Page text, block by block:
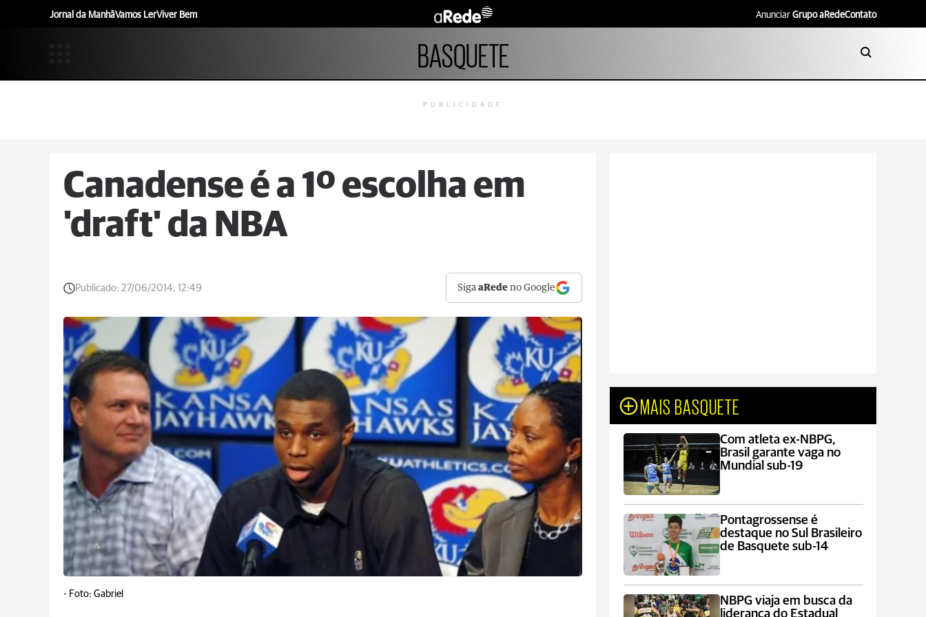
Jornal da ManhãVamos LerViver Bem Anunciar Grupo aRedeContato
BASQUETE
PUBLICIDADE
Canadense é a 1º escolha em
'draft' da NBA
Publicado: 27/06/2014, 12:49 SigaaRede no Google
- Foto: Gabriel
MAIS BASQUETE
Com atleta ex-NBPG,
Brasil garante vaga no
Mundial sub-19
Pontagrossense é
destaque no Sul Brasileiro
de Basquete sub-14
NBPG viaja em busca da
liderança do Estadual